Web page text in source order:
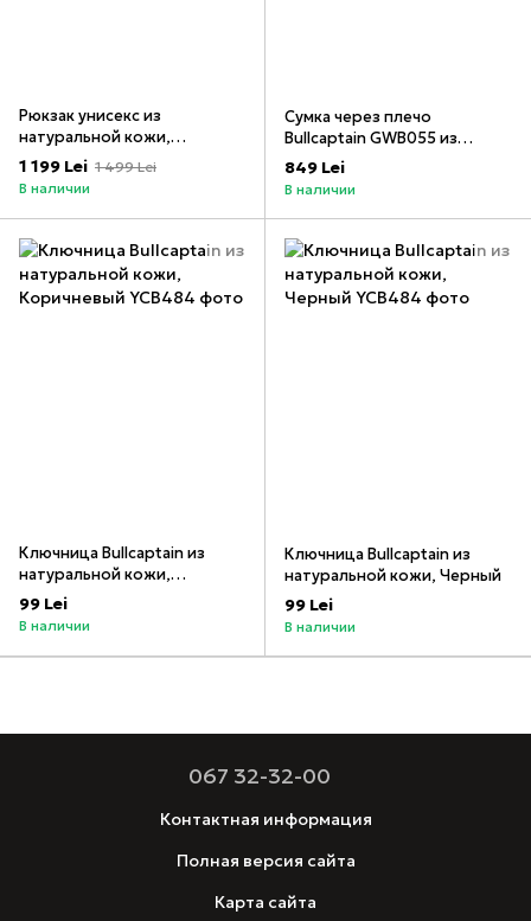
Рюкзак унисекс из
натуральной кожи,
Коричневый
1 199 Lei 1 499 Lei
В наличии
Сумка через плечо
Bullcaptain GWB055 из
натуральной кожи, Черный
849 Lei
В наличии
Ключница Bullcaptain из
натуральной кожи,
Коричневый
99 Lei
В наличии
Ключница Bullcaptain из
натуральной кожи, Черный
99 Lei
В наличии
067 32-32-00
Контактная информация
Полная версия сайта
Карта сайта